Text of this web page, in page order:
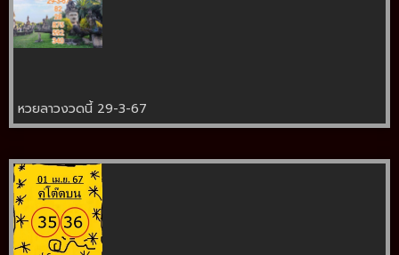
หวยลาวงวดนี้ 29-3-67